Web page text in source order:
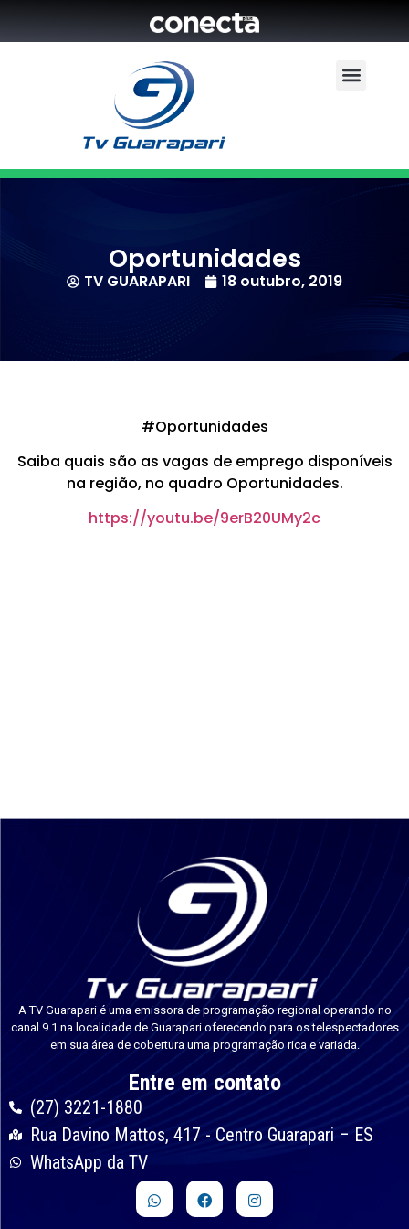
Oportunidades
TV GUARAPARI 18 outubro, 2019
#Oportunidades
Saiba quais são as vagas de emprego disponíveis
na região, no quadro Oportunidades.
https://youtu.be/9erB20UMy2c
A TV Guarapari é uma emissora de programação regional operando no
canal 9.1 na localidade de Guarapari oferecendo para os telespectadores
em sua área de cobertura uma programação rica e variada.
Entre em contato
(27) 3221-1880
Rua Davino Mattos, 417 - Centro Guarapari – ES
WhatsApp da TV